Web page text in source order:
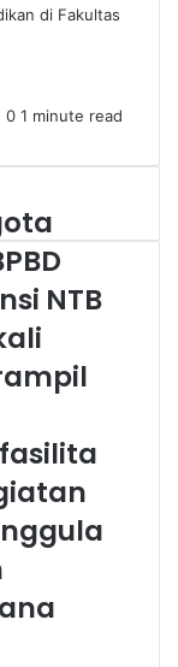
di Fakultas
0 1 minute read
NTB